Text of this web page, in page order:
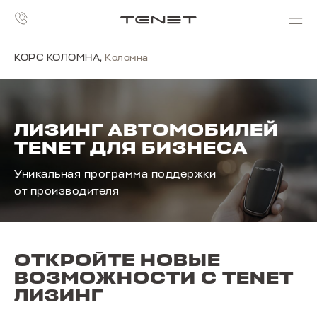
КОРС КОЛОМНА, Коломна
ЛИЗИНГ АВТОМОБИЛЕЙ
TENET ДЛЯ БИЗНЕСА
Уникальная программа поддержки
от производителя
ОТКРОЙТЕ НОВЫЕ
ВОЗМОЖНОСТИ С TENET
ЛИЗИНГ